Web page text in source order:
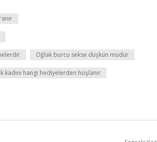
Oğlak burcu sekse düşkün müdür
kadını hangi hediyelerden hoşlanır